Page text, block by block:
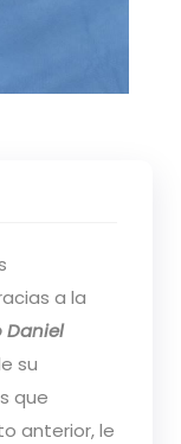
a la
Daniel
su
que
anterior, le